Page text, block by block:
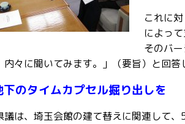
これに
によっ
そのバ
内々に聞いてみます。」（要旨）と回答
のタイムカプセル掘り出しを
議は、埼玉会館の建て替えに関連して